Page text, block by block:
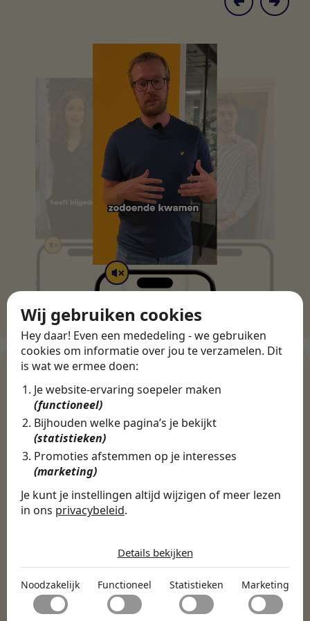
Wij gebruiken cookies
Hey daar! Even een mededeling - we gebruiken
cookies om informatie over jou te verzamelen. Dit
is wat we ermee doen:
Je website-ervaring soepeler maken
(functioneel)
Bijhouden welke pagina’s je bekijkt
(statistieken)
Promoties afstemmen op je interesses
(marketing)
Je kunt je instellingen altijd wijzigen of meer lezen
in ons privacybeleid.
Noodzakelijk
Noodzakelijke cookies helpen een website bruikbaar te
maken door basisfuncties zoals paginanavigatie en
toegang tot beveiligde delen van de website mogelijk te
Functioneel
Details bekijken
Noodzakelijk Functioneel Statistieken Marketing
WERKGEVERS
Ontdek meer dan 500+
werkgevers
Finance, HR & administratie ICT
Horeca & Retail
Marketing & Communicatie
Zorg & Welzijn